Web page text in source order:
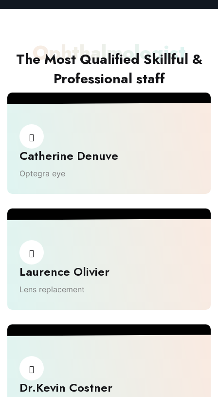
Ophthalmologist
The Most Qualified Skillful &
Professional staff
Catherine Denuve
Optegra eye
Laurence Olivier
Lens replacement
Dr.Kevin Costner